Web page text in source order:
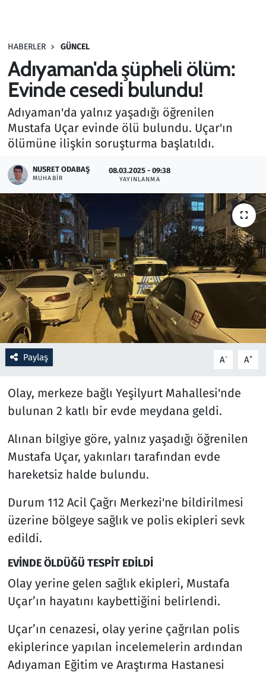
HABERLER GÜNCEL
Adıyaman'da şüpheli ölüm:
Evinde cesedi bulundu!
Adıyaman'da yalnız yaşadığı öğrenilen
Mustafa Uçar evinde ölü bulundu. Uçar'ın
ölümüne ilişkin soruşturma başlatıldı.
NUSRET ODABAŞ
MUHABIR
08.03.2025 - 09:38
YAYINLANMA
Paylaş A- A+
Olay, merkeze bağlı Yeşilyurt Mahallesi'nde
bulunan 2 katlı bir evde meydana geldi.
Alınan bilgiye göre, yalnız yaşadığı öğrenilen
Mustafa Uçar, yakınları tarafından evde
hareketsiz halde bulundu.
Durum 112 Acil Çağrı Merkezi'ne bildirilmesi
üzerine bölgeye sağlık ve polis ekipleri sevk
edildi.
EVİNDE ÖLDÜĞÜ TESPİT EDİLDİ
Olay yerine gelen sağlık ekipleri, Mustafa
Uçar’ın hayatını kaybettiğini belirlendi.
Uçar’ın cenazesi, olay yerine çağrılan polis
ekiplerince yapılan incelemelerin ardından
Adıyaman Eğitim ve Araştırma Hastanesi
Haber
Kültür Sanat
Kurumsal Haberler
Lezzet Durağı
Memur ve Kamu
Otomobil
Oyun
Ramazan
Resmi İlanlar
Rüya Tabirleri
Sağlık
Savunma Sanayi
Seçim 2023
Spor
Teknoloji ve Bilim
Televizyon